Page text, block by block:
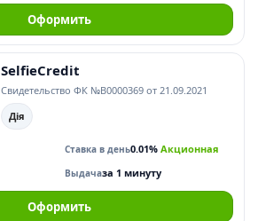
Оформить
SelfieCredit
Свидетельство ФК №В0000369 от 21.09.2021
Дія
Ставка в день0.01% Акционная
Выдачаза 1 минуту
Оформить